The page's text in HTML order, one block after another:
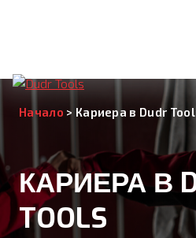
Начало > Кариера в Dudr
КАРИЕРА В
TOOLS